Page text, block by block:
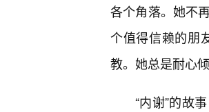
各个角落。她不
个值得信赖的朋
教。她总是耐心
“内谢”的故